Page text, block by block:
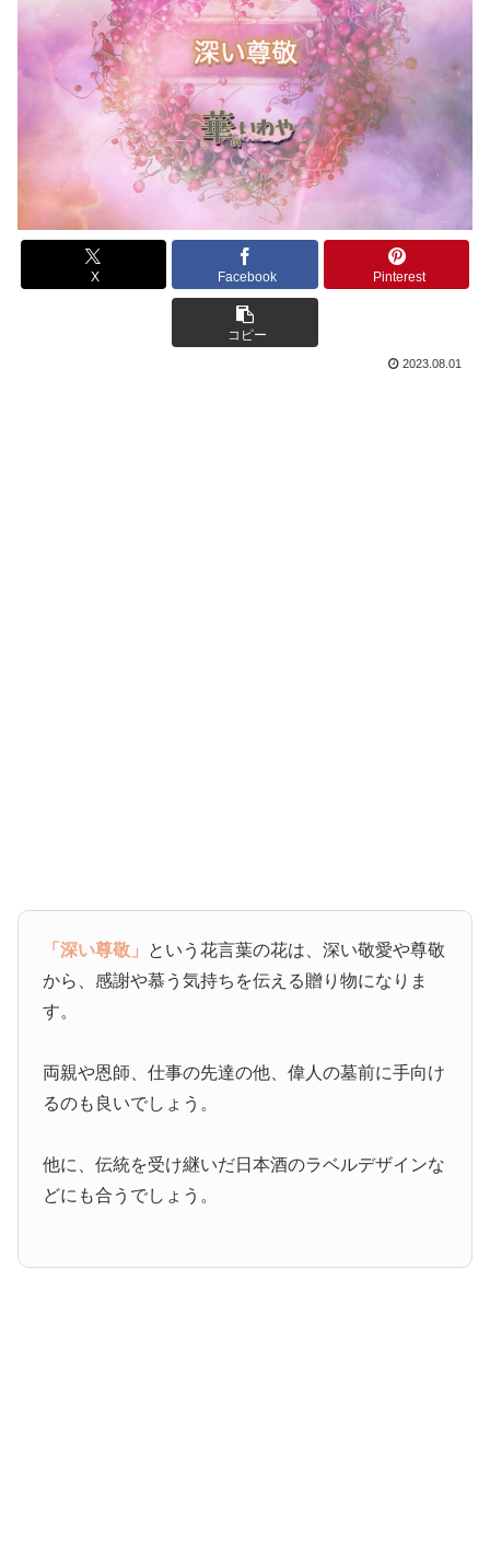
X Facebook Pinterest
コピー
2023.08.01
「深い尊敬」 という花言葉の花は、深い敬愛や尊敬
から、感謝や慕う気持ちを伝える贈り物になりま
す。
両親や恩師、仕事の先達の他、偉人の墓前に手向け
るのも良いでしょう。
他に、伝統を受け継いだ日本酒のラベルデザインな
どにも合うでしょう。